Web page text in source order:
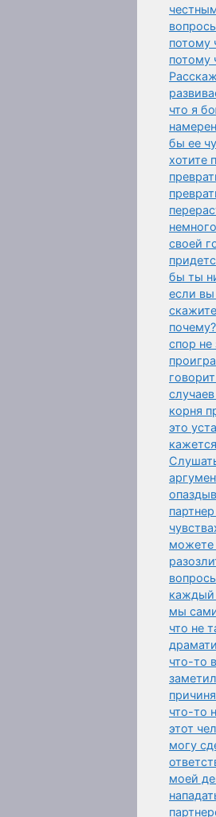
потому
потому
что я
бы ее
хотите
своей
бы ты
если вы
спор не
корня
это
можете
каждый
мы
что не
что-то
что-то
этот
могу
моей